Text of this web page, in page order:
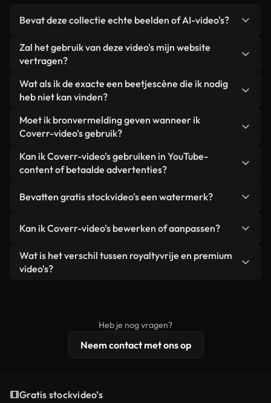
Bevat deze collectie echte beelden of AI-video's?
Beide. Dit is een hybride bibliotheek die bestaat
uit echte, door mensen gefilmde beelden van een
video's. Elke video is duidelijk gelabeld, zodat je
altijd weet wat je gebruikt.
Zal het gebruik van deze video's mijn website
vertragen?
Niet als u voor onze geoptimaliseerde versies
kiest. Wij bieden lichtgewicht, webklare formaten
achtergrond. Zo blijft de kwaliteit hoog, worden de
laadtijden geminimaliseerd en worden
statistieken zoals LCP verbeterd.
Wat als ik de exacte een beetjescène die ik nodig
heb niet kan vinden?
Met Coverr AI Studio maak je direct een video.
Beschrijf de scène – bijvoorbeeld "een beetje bij
enkele seconden een gepersonaliseerde video die
voldoet aan onze licentievoorwaarden.
Moet ik bronvermelding geven wanneer ik
Coverr-video's gebruik?
Naamsvermelding is niet vereist. Alle video's in
onze stockbibliotheek zijn royaltyvrij en kunnen
hoewel dit altijd op prijs wordt gesteld.
Kan ik Coverr-video's gebruiken in YouTube-
content of betaalde advertenties?
gebruikt in YouTube-video's met advertentie-
advertenties van klanten, zolang je de beelden
een losstaand product.
Bevatten gratis stockvideo's een watermerk?
zijn of door AI gegenereerd – bevat watermerken.
Je krijgt schoon, direct bruikbaar beeldmateriaal.
Kan ik Coverr-video's bewerken of aanpassen?
Ja. Je mag onze video's inkorten, bijsnijden of
remixen. Zorg er wel voor dat het eindproduct
Wat is het verschil tussen royaltyvrije en premium
video's?
licentiebescherming omvat.
Heb je nog vragen?
Neem contact met ons op
Gratis stockvideo’s